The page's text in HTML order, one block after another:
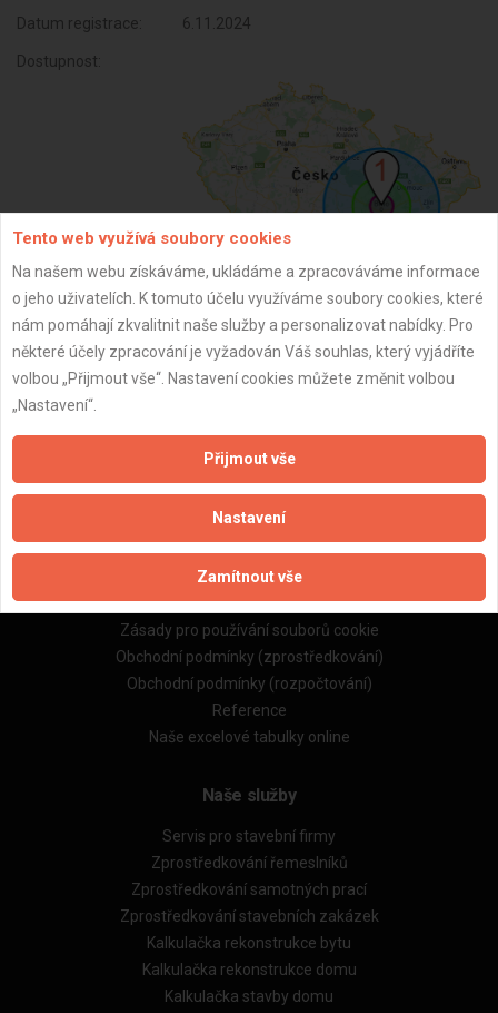
Datum registrace: 6.11.2024
Dostupnost:
ZPĚT
Naše firmy a řemeslníci
Zpracování a ochrana osobních údajů
Zásady pro používání souborů cookie
Obchodní podmínky (zprostředkování)
Obchodní podmínky (rozpočtování)
Reference
Naše excelové tabulky online
Naše služby
Servis pro stavební firmy
Zprostředkování řemeslníků
Zprostředkování samotných prací
Zprostředkování stavebních zakázek
Kalkulačka rekonstrukce bytu
Kalkulačka rekonstrukce domu
Kalkulačka stavby domu
Tento web využívá soubory cookies
Na našem webu získáváme, ukládáme a zpracováváme informace
o jeho uživatelích. K tomuto účelu využíváme soubory cookies, které
nám pomáhají zkvalitnit naše služby a personalizovat nabídky. Pro
některé účely zpracování je vyžadován Váš souhlas, který vyjádříte
volbou „Přijmout vše“. Nastavení cookies můžete změnit volbou
„Nastavení“.
Přijmout vše
Nastavení
Zamítnout vše